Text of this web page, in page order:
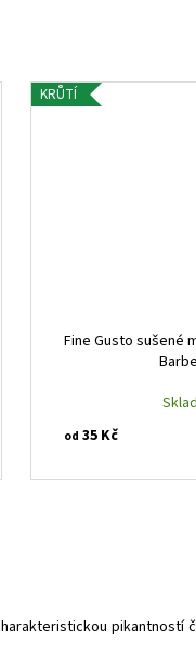
pikantností
KRŮTÍ
Fine Gusto sušené
od 35 Kč